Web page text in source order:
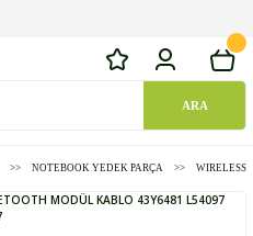
ARA
NOTEBOOK YEDEK PARÇA WIRELESS